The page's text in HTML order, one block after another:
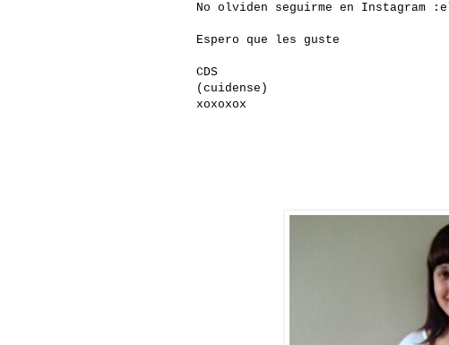
No olviden seguirme en Instagram :
Espero que les guste
CDS
(cuidense)
xoxoxox